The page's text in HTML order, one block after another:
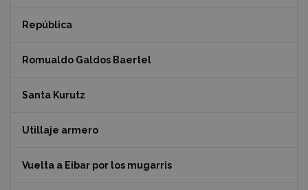
República
Romualdo Galdos Baertel
Santa Kurutz
Utillaje armero
Vuelta a Eibar por los mugarris